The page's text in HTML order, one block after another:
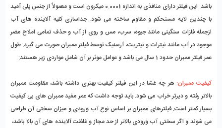
باشد. این فیلتر دارای منافذی به اندازه 0.0001 میکرون است و معمولاً از جنس پلی آمید
با چندین لایه مستحکم و مقاوم ساخته می شود. جداسازی کلیه آلاینده های آب
ازجمله فلزات سنگینی مانند جیوه، سرب، مس و روی از آب و حذف تمامی املاح مضر
موجود در آب مانند نیترات و نیتریت، آرسنیک توسط فیلتر ممبران صورت می گیرد. طول
عمر فیلتر ممبران حدود 1 سال می باشد و عوامل موثر بر آن شامل مواردی زیر هستند:
کیفیت ممبران: هر چه غشا در این فیلتر کیفیت بهتری داشته باشد، مقاومت ممبران
بالاتر رفته و دیرتر خراب می شود. باید توجه داشت که عمر مفید ممبران های بی کیفیت
بسیار کمتر است. فیلترهای ممبران بر اساس نوع آب ورودی و میزان سختی آن طراحی
می شوند و اگر سختی آب ورودی بالاتر از حد مجاز و غلظت آلاینده های آن بالا باشد،